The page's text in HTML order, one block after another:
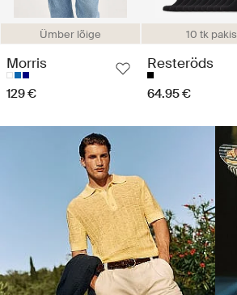
Ümber lõige
Morris
129 €
10 tk pakis
Resteröds
64.95 €